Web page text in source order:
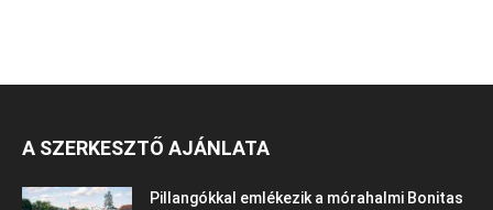
A SZERKESZTŐ AJÁNLATA
Pillangókkal emlékezik a mórahalmi Bonitas